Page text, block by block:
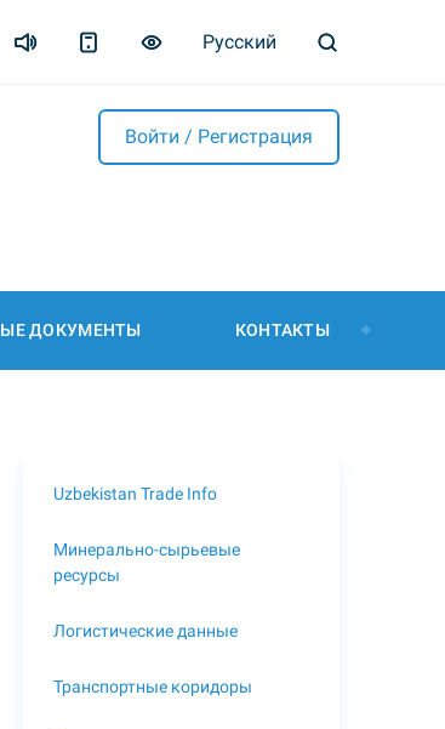
Русский
Войти / Регистрация
ДОКУМЕНТЫ КОНТАКТЫ
Uzbekistan Trade Info
Минерально-сырьевые
ресурсы
Логистические данные
Транспортные коридоры